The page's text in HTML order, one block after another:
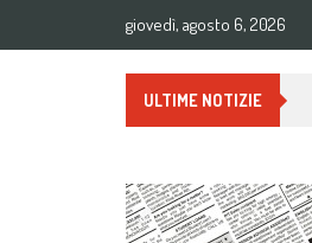
giovedì, agosto 6, 2026
ULTIME NOTIZIE